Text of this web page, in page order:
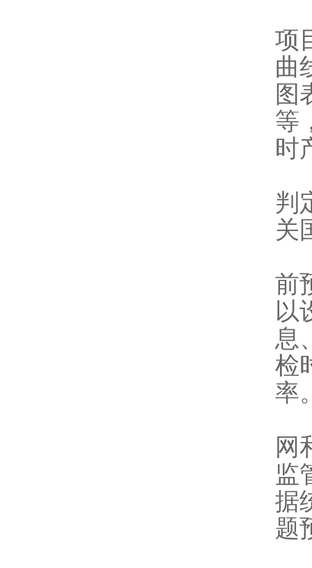
项
曲
图
等
时
判
关
前
以
息
检
率
网
监
据
题